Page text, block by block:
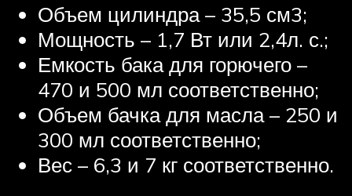
Объем цилиндра – 35,5 см3;
Мощность – 1,7 Вт или 2,4л. с.;
Емкость бака для горючего –
470 и 500 мл соответственно;
Объем бачка для масла – 250 и
300 мл соответственно;
Вес – 6,3 и 7 кг соответственно.